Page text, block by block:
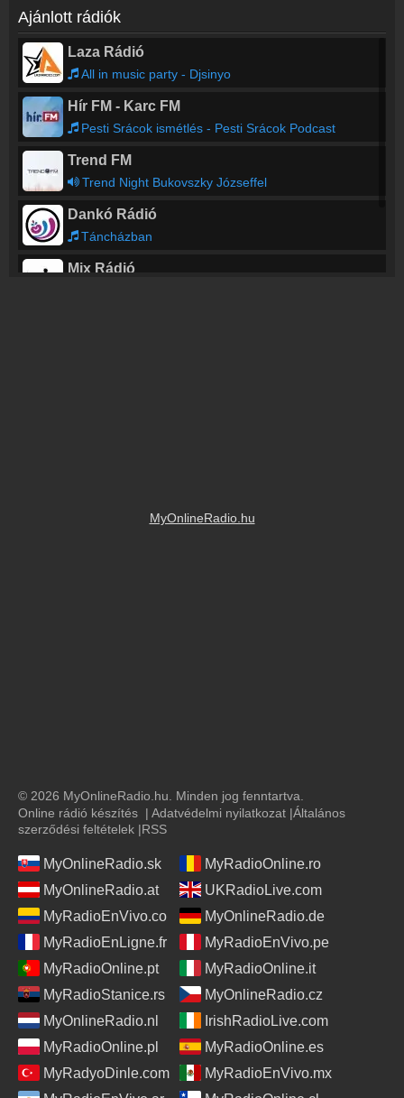
Ajánlott rádiók
Laza Rádió
All in music party - Djsinyo
Hír FM - Karc FM
Pesti Srácok ismétlés - Pesti Srácok Podcast
Trend FM
Trend Night Bukovszky Józseffel
Dankó Rádió
Táncházban
Mix Rádió
MyOnlineRadio.hu
© 2026 MyOnlineRadio.hu. Minden jog fenntartva.
Online rádió készítés | Adatvédelmi nyilatkozat |Általános
szerződési feltételek |RSS
MyOnlineRadio.sk
MyRadioOnline.ro
MyOnlineRadio.at
UKRadioLive.com
MyRadioEnVivo.co
MyOnlineRadio.de
MyRadioEnLigne.fr
MyRadioEnVivo.pe
MyRadioOnline.pt
MyRadioOnline.it
MyRadioStanice.rs
MyOnlineRadio.cz
MyOnlineRadio.nl
IrishRadioLive.com
MyRadioOnline.pl
MyRadioOnline.es
MyRadyoDinle.com
MyRadioEnVivo.mx